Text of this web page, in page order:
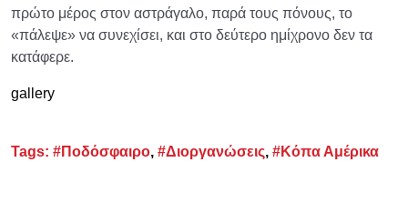
πρώτο μέρος στον αστράγαλο, παρά τους πόνους, το
«πάλεψε» να συνεχίσει, και στο δεύτερο ημίχρονο δεν τα
κατάφερε.
gallery
Tags: #Ποδόσφαιρο, #Διοργανώσεις, #Κόπα Αμέρικα